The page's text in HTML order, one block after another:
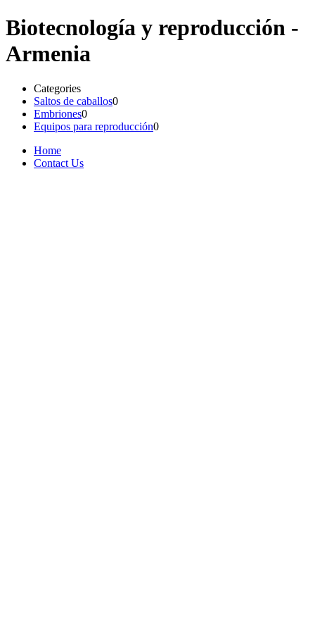
Biotecnología y reproducción -
Armenia
Categories
Saltos de caballos0
Embriones0
Equipos para reproducción0
Home
Contact Us